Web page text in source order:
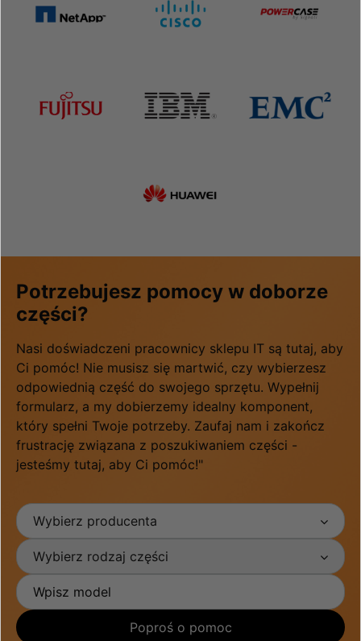
Potrzebujesz pomocy w doborze
części?
Nasi doświadczeni pracownicy sklepu IT są tutaj, aby
Ci pomóc! Nie musisz się martwić, czy wybierzesz
odpowiednią część do swojego sprzętu. Wypełnij
formularz, a my dobierzemy idealny komponent,
który spełni Twoje potrzeby. Zaufaj nam i zakończ
frustrację związana z poszukiwaniem części -
jesteśmy tutaj, aby Ci pomóc!"
Wybierz producenta
Wybierz rodzaj części
Poproś o pomoc